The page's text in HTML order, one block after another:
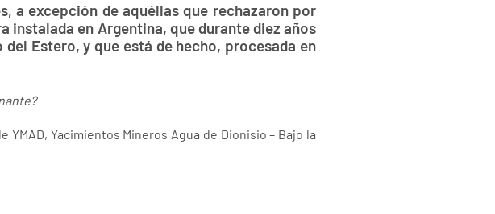
a excepción de aquéllas que rechazaron por
instalada en Argentina, que durante diez años
Estero, y que está de hecho, procesada en
Yacimientos Mineros Agua de Dionisio – Bajo la